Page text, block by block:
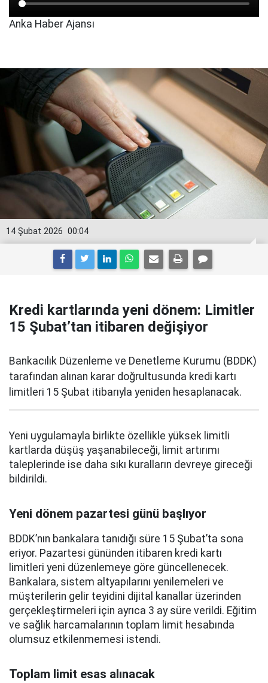
Anka Haber Ajansı
00:04
14 Şubat 2026
Kredi kartlarında yeni dönem: Limitler
15 Şubat’tan itibaren değişiyor
Bankacılık Düzenleme ve Denetleme Kurumu (BDDK)
tarafından alınan karar doğrultusunda kredi kartı
limitleri 15 Şubat itibarıyla yeniden hesaplanacak.
Yeni uygulamayla birlikte özellikle yüksek limitli
kartlarda düşüş yaşanabileceği, limit artırımı
taleplerinde ise daha sıkı kuralların devreye gireceği
bildirildi.
Yeni dönem pazartesi günü başlıyor
BDDK’nın bankalara tanıdığı süre 15 Şubat’ta sona
eriyor. Pazartesi gününden itibaren kredi kartı
limitleri yeni düzenlemeye göre güncellenecek.
Bankalara, sistem altyapılarını yenilemeleri ve
müşterilerin gelir teyidini dijital kanallar üzerinden
gerçekleştirmeleri için ayrıca 3 ay süre verildi. Eğitim
ve sağlık harcamalarının toplam limit hesabında
olumsuz etkilenmemesi istendi.
Toplam limit esas alınacak